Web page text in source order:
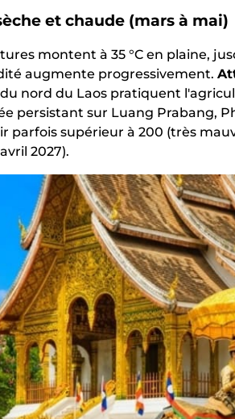
et chaude (mars à mai)
montent à 35 °C en plaine,
augmente progressivement.
nord du Laos pratiquent
persistant sur Luang Prabang,
parfois supérieur à 200 (très
2027).